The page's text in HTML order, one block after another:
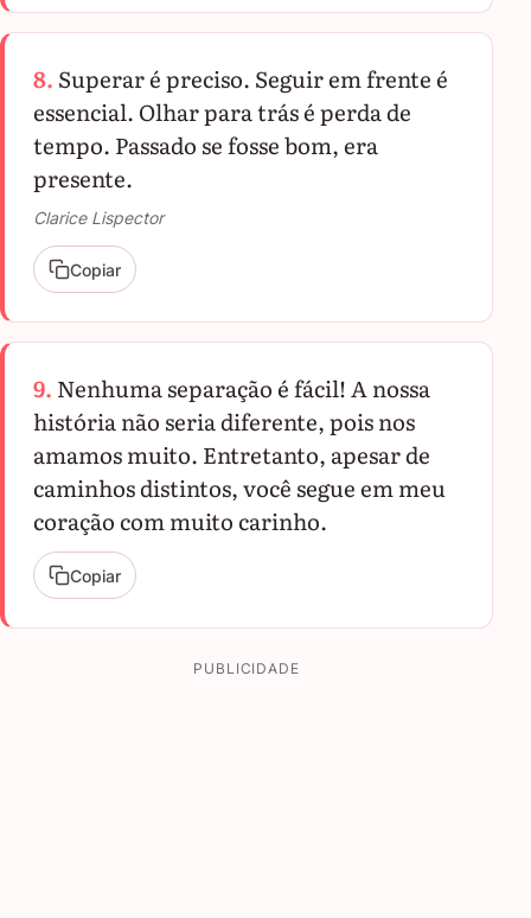
8. Superar é preciso. Seguir em frente é
essencial. Olhar para trás é perda de
tempo. Passado se fosse bom, era
presente.
Clarice Lispector
Copiar
9. Nenhuma separação é fácil! A nossa
história não seria diferente, pois nos
amamos muito. Entretanto, apesar de
caminhos distintos, você segue em meu
coração com muito carinho.
Copiar
PUBLICIDADE